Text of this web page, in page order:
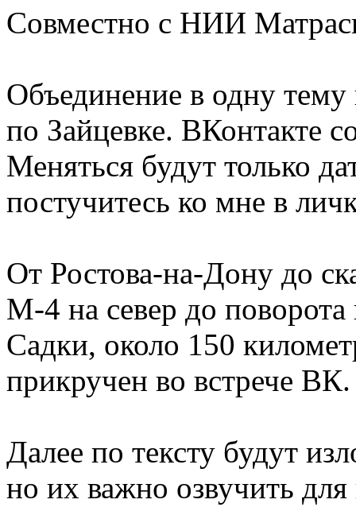
Совместно с НИИ
Объединение в одну тему
по Зайцевке. ВКонтакте
Меняться будут только
постучитесь ко мне в
От Ростова-на-Дону до
М-4 на север до
Садки, около 150
прикручен во встрече ВК.
Далее по тексту будут
но их важно озвучить